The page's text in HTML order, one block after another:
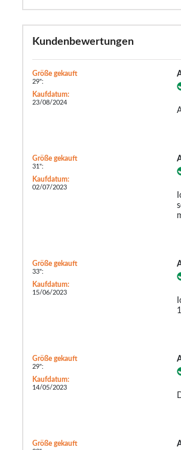
Kundenbewertungen
Größe gekauft
29":
Kaufdatum:
23/08/2024
Größe gekauft
31":
Kaufdatum:
02/07/2023
Größe gekauft
33":
Kaufdatum:
15/06/2023
Größe gekauft
29":
Kaufdatum:
14/05/2023
Größe gekauft